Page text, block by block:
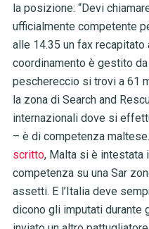
la posizione: “Devi
ufficialmente competente
alle 14.35 un fax recapitato
coordinamento è gestito
peschereccio si trovi a 61
la zona di Search and
internazionali dove si
– è di competenza
scritto, Malta si è intestata
competenza su una Sar
assetti. E l’Italia deve
dicono gli imputati durante